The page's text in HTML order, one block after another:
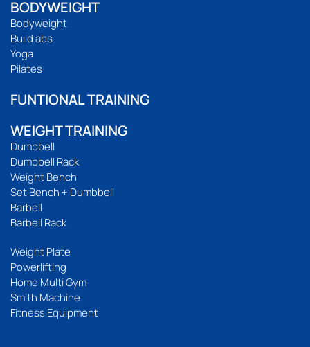
BODYWEIGHT
Bodyweight
Build abs
Yoga
Pilates
FUNTIONAL TRAINING
WEIGHT TRAINING
Dumbbell
Dumbbell Rack
Weight Bench
Set Bench + Dumbbell
Barbell
Barbell Rack
Weight Plate
Powerlifting
Home Multi Gym
Smith Machine
Fitness Equipment